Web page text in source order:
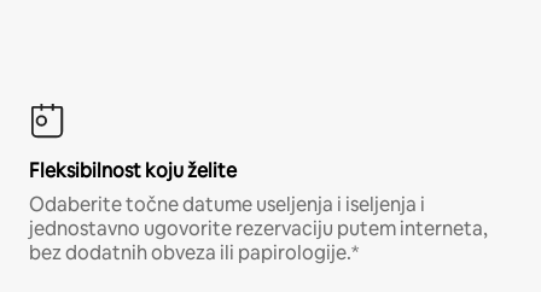
Fleksibilnost koju želite
Odaberite točne datume useljenja i iseljenja i
jednostavno ugovorite rezervaciju putem interneta,
bez dodatnih obveza ili papirologije.*